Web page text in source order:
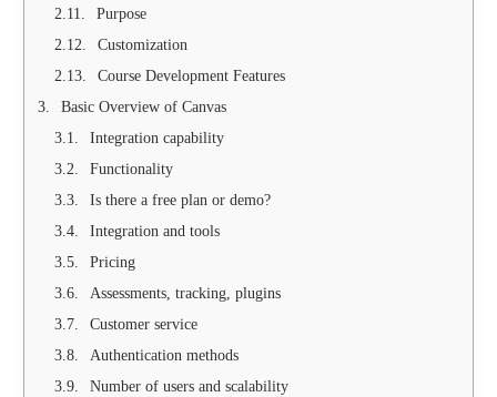
Purpose
Customization
Course Development Features
Basic Overview of Canvas
Integration capability
Functionality
Is there a free plan or demo?
Integration and tools
Pricing
Assessments, tracking, plugins
Customer service
Authentication methods
Number of users and scalability